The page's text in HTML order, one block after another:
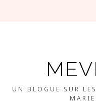
UN BLOGUE SUR